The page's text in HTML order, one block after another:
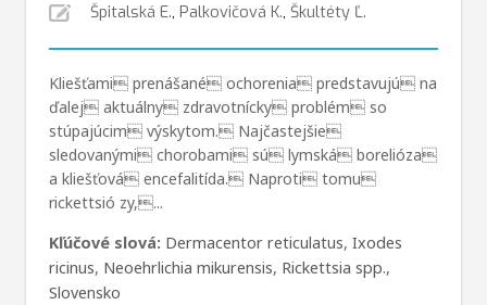
Špitalská E., Palkovičová K., Škultéty Ľ.
Kliešťami prenášané ochorenia predstavujú na
ďalej aktuálny zdravotnícky problém so
stúpajúcim výskytom. Najčastejšie
sledovanými chorobami sú lymská borelióza
a kliešťová encefalitída. Naproti tomu
rickettsió zy,...
Kľúčové slová: Dermacentor reticulatus, Ixodes
ricinus, Neoehrlichia mikurensis, Rickettsia spp.,
Slovensko